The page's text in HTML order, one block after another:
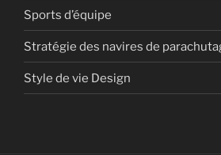
Sports d’équipe
Stratégie des navires de
Style de vie Design